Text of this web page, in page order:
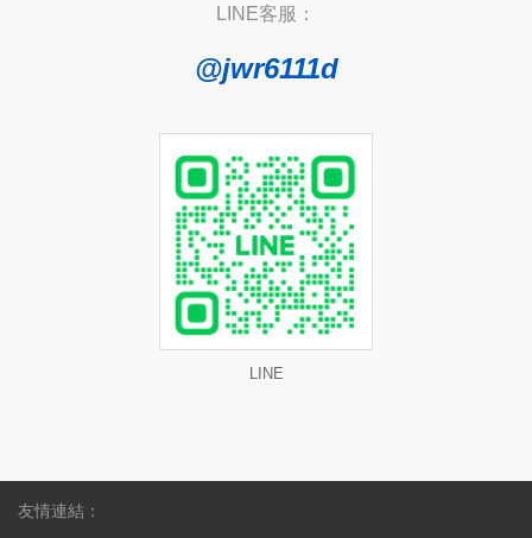
LINE客服：
@jwr6111d
LINE
友情連結：